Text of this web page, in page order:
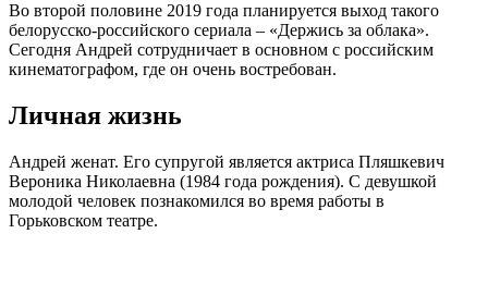
Во второй половине 2019 года планируется выход такого
белорусско-российского сериала – «Держись за облака».
Сегодня Андрей сотрудничает в основном с российским
кинематографом, где он очень востребован.
Личная жизнь
Андрей женат. Его супругой является актриса Пляшкевич
Вероника Николаевна (1984 года рождения). С девушкой
молодой человек познакомился во время работы в
Горьковском театре.